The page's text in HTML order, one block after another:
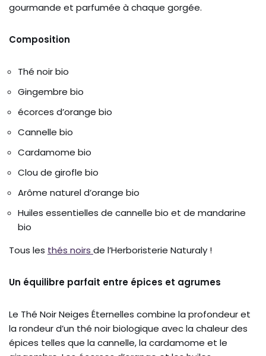
gourmande et parfumée à chaque gorgée.
Composition
Thé noir bio
Gingembre bio
écorces d’orange bio
Cannelle bio
Cardamome bio
Clou de girofle bio
Arôme naturel d’orange bio
Huiles essentielles de cannelle bio et de mandarine
bio
Tous les thés noirs de l’Herboristerie Naturaly !
Un équilibre parfait entre épices et agrumes
Le Thé Noir Neiges Éternelles combine la profondeur et
la rondeur d’un thé noir biologique avec la chaleur des
épices telles que la cannelle, la cardamome et le